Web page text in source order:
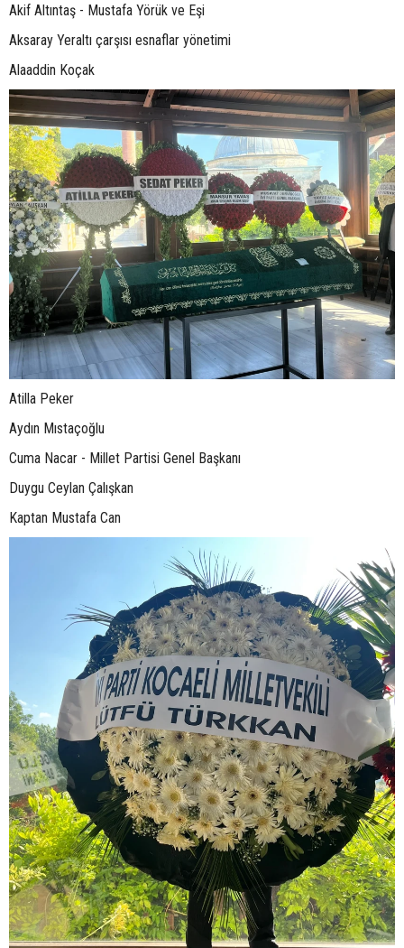
Akif Altıntaş - Mustafa Yörük ve Eşi
Aksaray Yeraltı çarşısı esnaflar yönetimi
Alaaddin Koçak
Atilla Peker
Aydın Mıstaçoğlu
Cuma Nacar - Millet Partisi Genel Başkanı
Duygu Ceylan Çalışkan
Kaptan Mustafa Can